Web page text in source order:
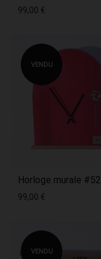
99,00 €
VENDU
Horloge murale #52
99,00 €
VENDU